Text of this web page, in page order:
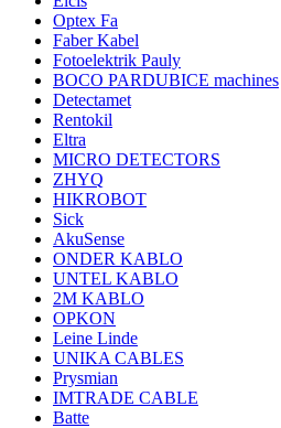
Optex Fa
Faber Kabel
Fotoelektrik Pauly
BOCO PARDUBICE machines
Detectamet
Rentokil
Eltra
MICRO DETECTORS
ZHYQ
HIKROBOT
Sick
AkuSense
ONDER KABLO
UNTEL KABLO
2M KABLO
OPKON
Leine Linde
UNIKA CABLES
Prysmian
IMTRADE CABLE
Batte